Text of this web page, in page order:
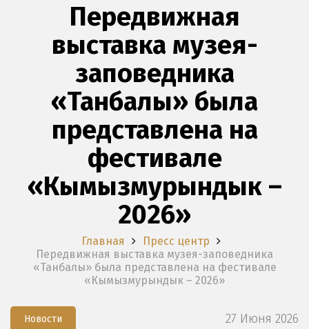
Передвижная
выставка музея-
заповедника
«Танбалы» была
представлена на
фестивале
«Кымызмурындык –
2026»
Главная
Пресс центр
Передвижная выставка музея-заповедника
«Танбалы» была представлена на фестивале
«Кымызмурындык – 2026»
Новости 27 Июня 2026